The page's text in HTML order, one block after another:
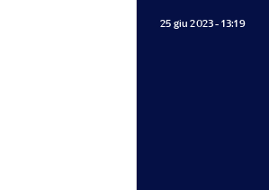
25 giu 2023 - 13:19